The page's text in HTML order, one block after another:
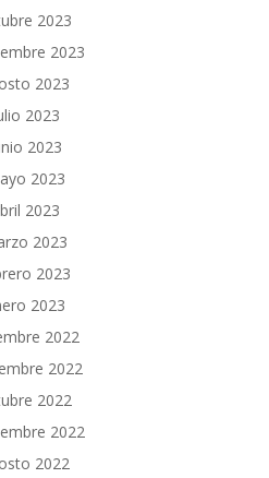
2023
2023
2023
2023
2023
2023
2023
2023
2023
2023
2022
2022
2022
2022
2022